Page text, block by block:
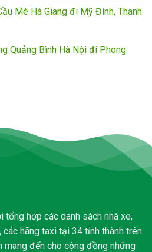
Mè Hà Giang đi Mỹ Đình, Thanh
Quảng Bình Hà Nội đi Phong
tổng hợp các danh sách nhà xe,
các hãng taxi tại 34 tỉnh thành trên
mang đến cho cộng đồng những